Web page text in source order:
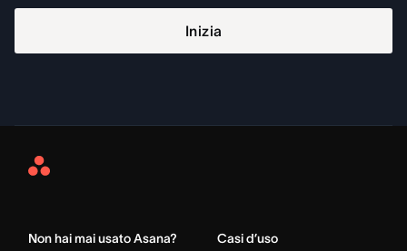
Inizia
Asana
Non hai mai usato Asana? Casi d’uso